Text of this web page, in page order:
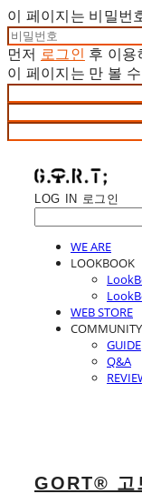
이 페이지는 비밀번
먼저 로그인 후 이용
이 페이지는 만 볼
LOG IN 로그인
WE ARE
LOOKBOOK
WEB STORE
COMMUNITY
GUIDE
Q&A
GORT® 고